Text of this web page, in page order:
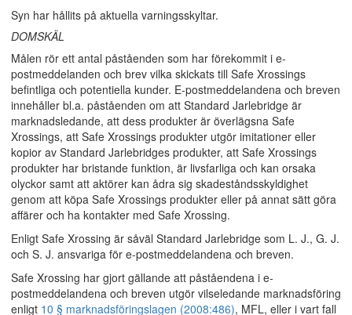
Syn har hållits på aktuella varningsskyltar.
DOMSKÄL
Målen rör ett antal påståenden som har förekommit i e-
postmeddelanden och brev vilka skickats till Safe Xrossings
befintliga och potentiella kunder. E-postmeddelandena och breven
innehåller bl.a. påståenden om att Standard Jarlebridge är
marknadsledande, att dess produkter är överlägsna Safe
Xrossings, att Safe Xrossings produkter utgör imitationer eller
kopior av Standard Jarlebridges produkter, att Safe Xrossings
produkter har bristande funktion, är livsfarliga och kan orsaka
olyckor samt att aktörer kan ådra sig skadeståndsskyldighet
genom att köpa Safe Xrossings produkter eller på annat sätt göra
affärer och ha kontakter med Safe Xrossing.
Enligt Safe Xrossing är såväl Standard Jarlebridge som L. J., G. J.
och S. J. ansvariga för e-postmeddelandena och breven.
Safe Xrossing har gjort gällande att påståendena i e-
postmeddelandena och breven utgör vilseledande marknadsföring
enligt 10 § marknadsföringslagen (2008:486), MFL, eller i vart fall